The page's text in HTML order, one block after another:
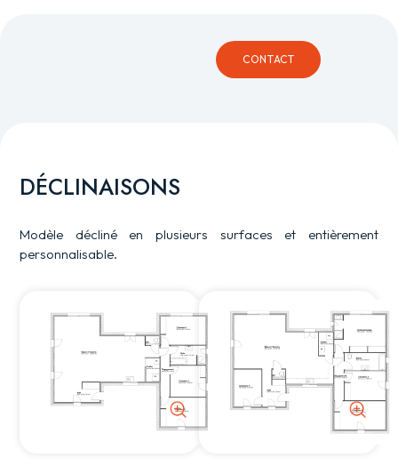
CONTACT
DÉCLINAISONS
Modèle décliné en plusieurs surfaces et entièrement
personnalisable.